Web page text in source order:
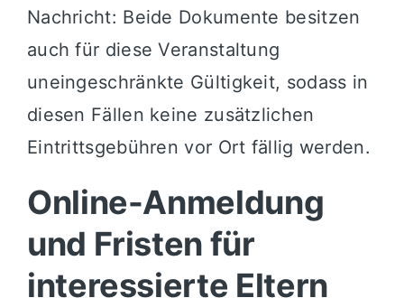
Nachricht: Beide Dokumente besitzen
auch für diese Veranstaltung
uneingeschränkte Gültigkeit, sodass in
diesen Fällen keine zusätzlichen
Eintrittsgebühren vor Ort fällig werden.
Online-Anmeldung
und Fristen für
interessierte Eltern